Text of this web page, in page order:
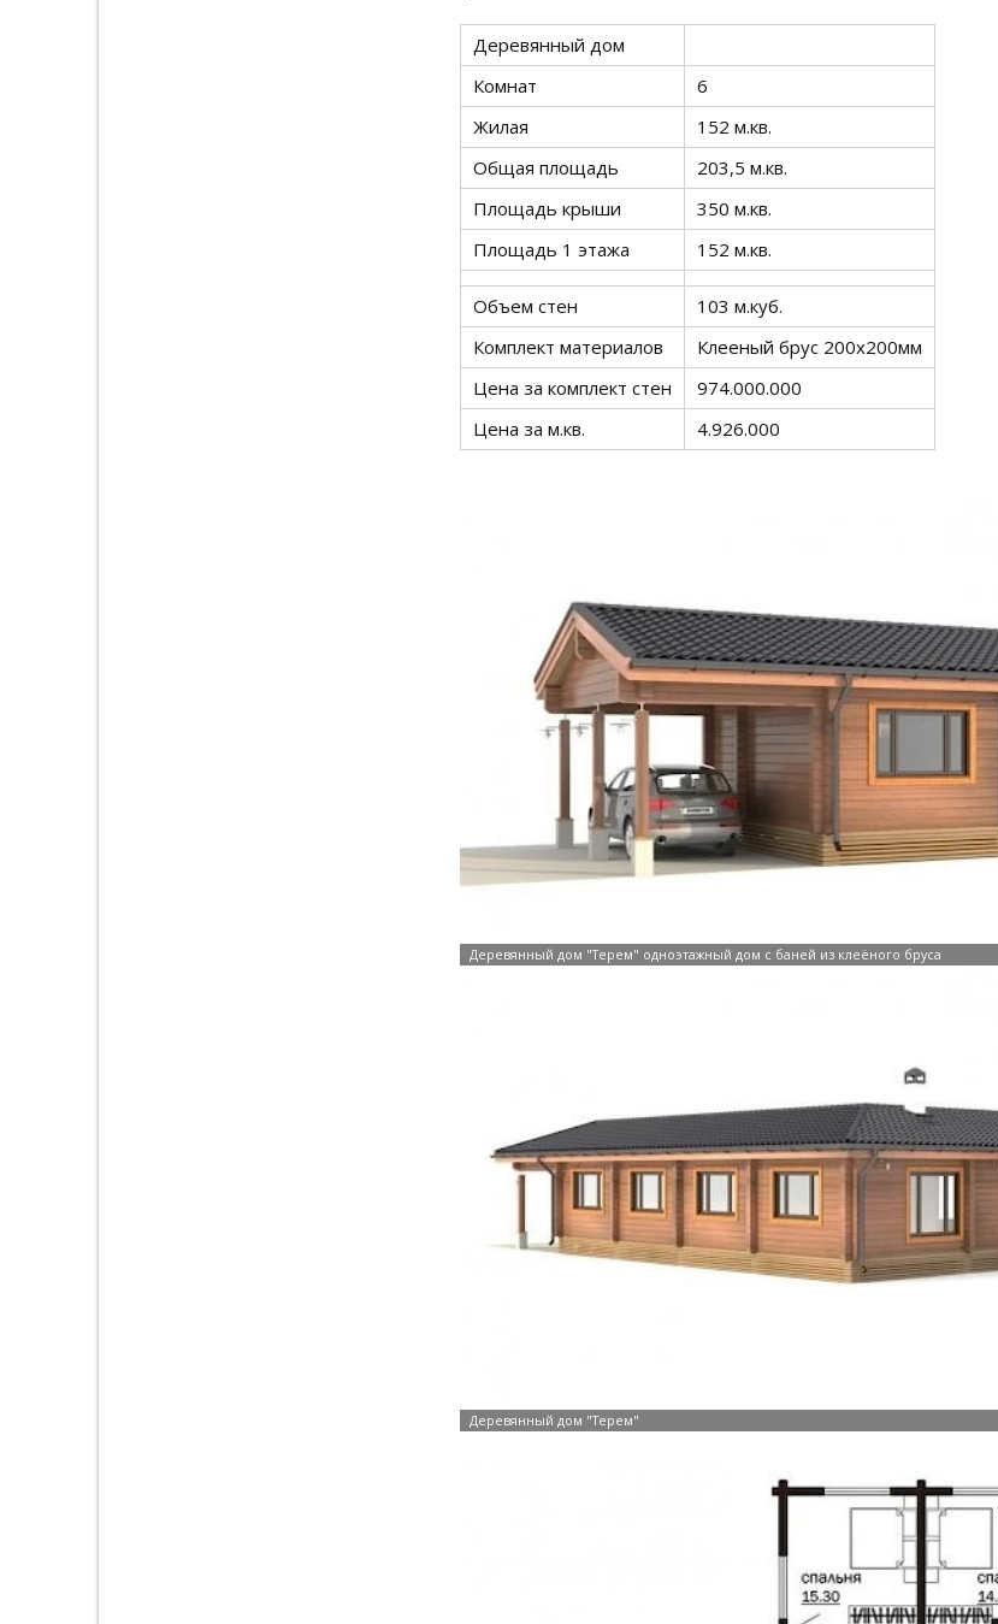
Деревянный дом
Комнат
6
Жилая
152 м.кв.
Общая площадь
203,5 м.кв.
Площадь крыши
350 м.кв.
Площадь 1 этажа
152 м.кв.
Объем стен
103 м.куб.
Комплект материалов
Клееный брус 200х200мм
Цена за комплект стен
974.000.000
Цена за м.кв.
4.926.000